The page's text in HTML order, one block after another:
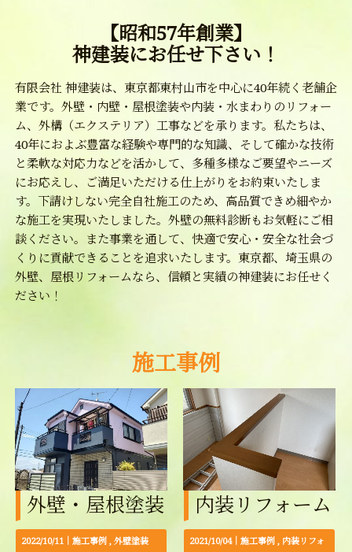
【昭和57年創業】
神建装にお任せ下さい！
有限会社 神建装は、東京都東村山市を中心に40年続く老舗企
業です。外壁・内壁・屋根塗装や内装・水まわりのリフォー
ム、外構（エクステリア）工事などを承ります。私たちは、
40年におよぶ豊富な経験や専門的な知識、そして確かな技術
と柔軟な対応力などを活かして、多種多様なご要望やニーズ
にお応えし、ご満足いただける仕上がりをお約束いたしま
す。下請けしない完全自社施工のため、高品質できめ細やか
な施工を実現いたしました。外壁の無料診断もお気軽にご相
談ください。また事業を通して、快適で安心・安全な社会づ
くりに貢献できることを追求いたします。東京都、埼玉県の
外壁、屋根リフォームなら、信頼と実績の神建装にお任せく
ださい！
施工事例
外壁・屋根塗装
2022/10/11｜施工事例 外壁塗装
内装リフォーム
2021/10/04｜施工事例
内装リフォ